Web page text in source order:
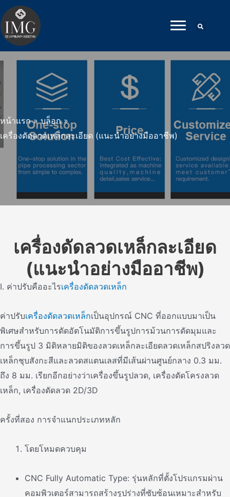
ข้าม
ไป
ที่
เนื้อหา
หน้าแรก » บล็อก »
เครื่องดัดลวดเหล็กละเอียด (แนะนําอย่างมืออาชีพ)
เครื่องดัดลวดเหล็กละเอียด
(แนะนําอย่างมืออาชีพ)
I. ค่าปรับคืออะไรเครื่องดัดลวดเหล็ก
ค่าปรับเครื่องดัดลวดเหล็กเป็นอุปกรณ์ CNC ที่ออกแบบมาเป็น
พิเศษสําหรับการดัดอัตโนมัติการขึ้นรูปการม้วนการดัดมุมและ
การขึ้นรูป 3 มิติหลายมิติของลวดเหล็กละเอียดลวดเหล็กสปริงลวด
เหล็กชุบสังกะสีและลวดสแตนเลสที่มีเส้นผ่านศูนย์กลาง 0.3 มม.
ถึง 8 มม. เรียกอีกอย่างว่าเครื่องขึ้นรูปลวด, เครื่องดัดโครงลวด
เหล็ก, เครื่องดัดลวด 2D/3D
ครั้งที่สอง การจําแนกประเภทหลัก
โดยโหมดควบคุม
CNC Fully Automatic Type: รุ่นหลักที่ตั้งโปรแกรมผ่าน
คอมพิวเตอร์สามารถสร้างรูปร่างที่ซับซ้อนเหมาะสําหรับ